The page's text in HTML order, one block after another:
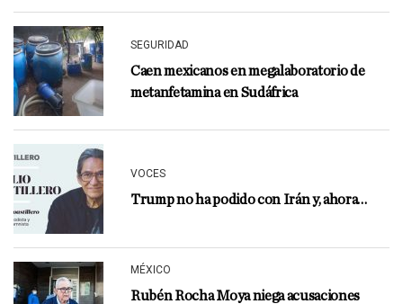
SEGURIDAD
Caen mexicanos en megalaboratorio de
metanfetamina en Sudáfrica
VOCES
Trump no ha podido con Irán y, ahora…
MÉXICO
Rubén Rocha Moya niega acusaciones